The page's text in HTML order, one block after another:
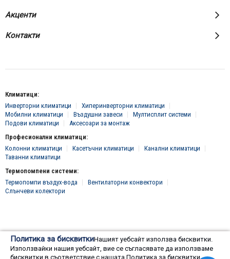
Политика за бисквиткиНашият уебсайт използва бисквитки.
Използвайки нашия уебсайт, вие се съгласявате да използваме
бисквитки в съответствие с нашата Политика за бисквитки.
Акценти
Контакти
Климатици:
Инверторни климатици
Хиперинверторни климатици
Мобилни климатици
Въздушни завеси
Мултисплит системи
Подови климатици
Аксесоари за монтаж
Професионални климатици:
Колонни климатици
Касетъчни климатици
Канални климатици
Таванни климатици
Термопомпени системи:
Термопомпи въздух-вода
Вентилаторни конвектори
Слънчеви колектори
© 2016 - 2024 Всички права запазени, "Клима Инженеринг 2016" ЕООД
Онлайн магазин от